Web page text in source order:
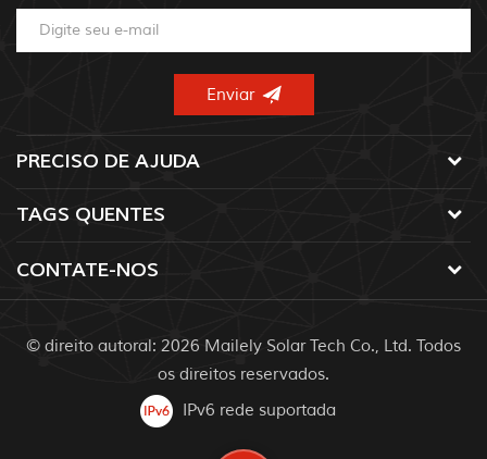
PRECISO DE AJUDA
TAGS QUENTES
CONTATE-NOS
© direito autoral: 2026 Mailely Solar Tech Co., Ltd. Todos
os direitos reservados.
IPv6 rede suportada